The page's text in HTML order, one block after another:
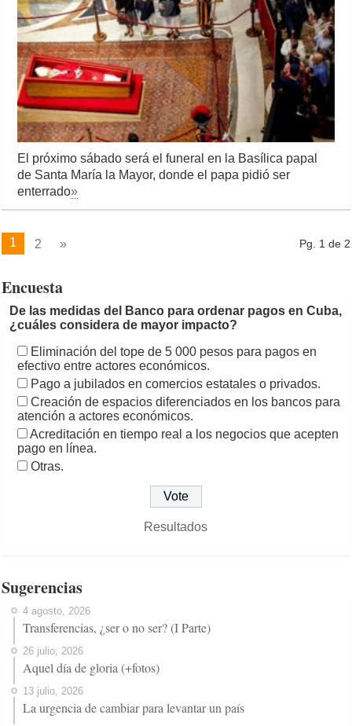
El próximo sábado será el funeral en la Basílica papal
de Santa María la Mayor, donde el papa pidió ser
enterrado»
Pg. 1 de 2
1 2 »
Encuesta
De las medidas del Banco para ordenar pagos en Cuba,
¿cuáles considera de mayor impacto?
Eliminación del tope de 5 000 pesos para pagos en
efectivo entre actores económicos.
Pago a jubilados en comercios estatales o privados.
Creación de espacios diferenciados en los bancos para
atención a actores económicos.
Acreditación en tiempo real a los negocios que acepten
pago en línea.
Otras.
Resultados
Sugerencias
4 agosto, 2026
Transferencias, ¿ser o no ser? (I Parte)
26 julio, 2026
Aquel día de gloria (+fotos)
13 julio, 2026
La urgencia de cambiar para levantar un país